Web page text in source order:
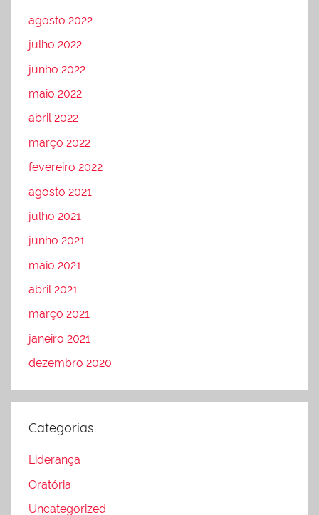
agosto 2022
julho 2022
junho 2022
maio 2022
abril 2022
março 2022
fevereiro 2022
agosto 2021
julho 2021
junho 2021
maio 2021
abril 2021
março 2021
janeiro 2021
dezembro 2020
Categorias
Liderança
Oratória
Uncategorized